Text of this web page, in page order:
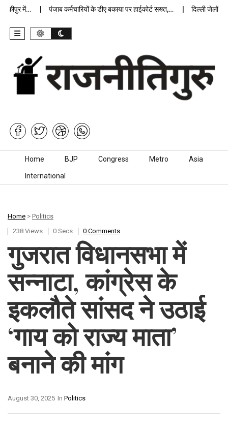
में… पंजाब कर्मचारियों के डीए बकाया पर हाईकोर्ट सख्त,… दिल्ली जेलों में
Skip to content
Home BJP Congress Metro Asia
International
Home > Politics
238 Views
0 Secs 0 Comments
गुजरात विधानसभा में
सन्नाटा, कांग्रेस के
इकलौते सांसद ने उठाई
‘गाय को राज्य माता’
बनाने की मांग
In Politics
August 30, 2025